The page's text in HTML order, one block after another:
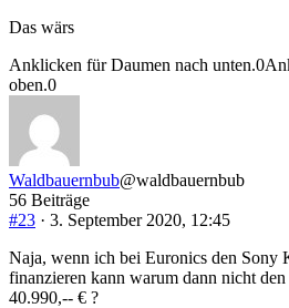
Das wärs
Anklicken für Daumen nach unten.0
oben.0
Waldbauernbub@waldbauernbub
56 Beiträge
#23 · 3. September 2020, 12:45
Naja, wenn ich bei Euronics den
finanzieren kann warum dann nicht
40.990,-- € ?